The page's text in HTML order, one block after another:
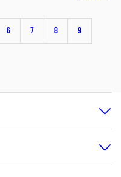
6 7 8 9